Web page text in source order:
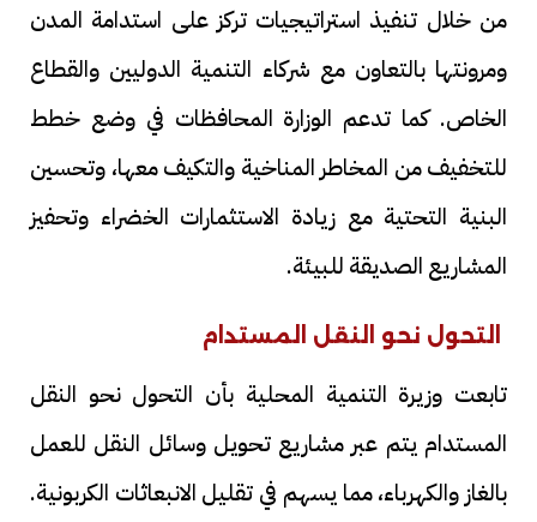
من خلال تنفيذ استراتيجيات تركز على استدامة المدن
ومرونتها بالتعاون مع شركاء التنمية الدوليين والقطاع
الخاص. كما تدعم الوزارة المحافظات في وضع خطط
للتخفيف من المخاطر المناخية والتكيف معها، وتحسين
البنية التحتية مع زيادة الاستثمارات الخضراء وتحفيز
المشاريع الصديقة للبيئة.
التحول نحو النقل المستدام
تابعت وزيرة التنمية المحلية بأن التحول نحو النقل
المستدام يتم عبر مشاريع تحويل وسائل النقل للعمل
بالغاز والكهرباء، مما يسهم في تقليل الانبعاثات الكربونية.